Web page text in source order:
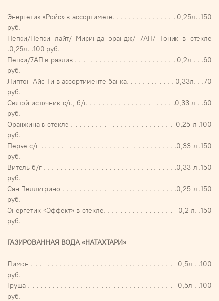
Энергетик «Ройс» в ассортимете. . . . . . . . . . . . . . . . 0,25л. .150
руб.
Пепси/Пепси лайт/ Миринда орандж/ 7АП/ Тоник в стекле
.0,25л. .100 руб.
Пепси/7АП в разлив . . . . . . . . . . . . . . . . . . . . . . . . . 0,2л . . .60
руб.
Липтон Айс Ти в ассортименте банка. . . . . . . . . . . . 0,33л. . .70
руб.
Святой источник с/г., б/г. . . . . . . . . . . . . . . . . . . . . .0,33 л . .60
руб.
Оранжина в стекле . . . . . . . . . . . . . . . . . . . . . . . . . .0,25 л .100
руб.
Перье с/г . . . . . . . . . . . . . . . . . . . . . . . . . . . . . . . . . .0,33 л .150
руб.
Витель б/г . . . . . . . . . . . . . . . . . . . . . . . . . . . . . . . . .0,33 л .150
руб.
Сан Пеллигрино . . . . . . . . . . . . . . . . . . . . . . . . . . . .0,25 л .150
руб.
Энергетик «Эффект» в стекле. . . . . . . . . . . . . . . . . . 0,2 л. .150
руб.
ГАЗИРОВАННАЯ ВОДА «НАТАХТАРИ»
Лимон . . . . . . . . . . . . . . . . . . . . . . . . . . . . . . . . . . . . 0,5л . .100
руб.
Груша . . . . . . . . . . . . . . . . . . . . . . . . . . . . . . . . . . . . . 0,5л . .100
руб.